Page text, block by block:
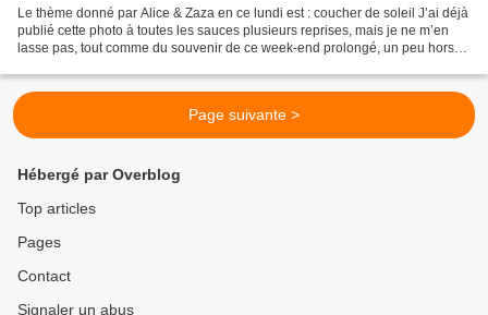
Le thème donné par Alice & Zaza en ce lundi est : coucher de soleil J’ai déjà
publié cette photo à toutes les sauces plusieurs reprises, mais je ne m’en
lasse pas, tout comme du souvenir de ce week-end prolongé, un peu hors
Page suivante >
Hébergé par Overblog
Top articles
Pages
Contact
Signaler un abus